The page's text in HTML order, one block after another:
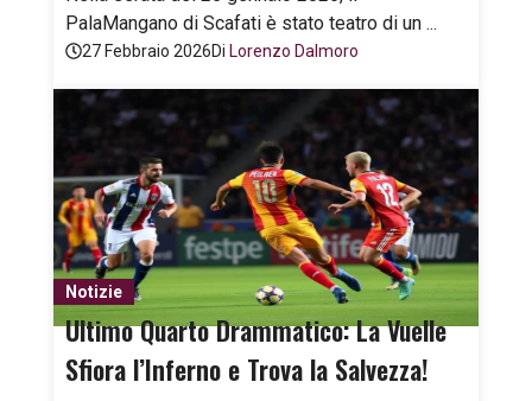
PalaMangano di Scafati è stato teatro di un ...
27 Febbraio 2026Di Lorenzo Dalmoro
Notizie
Ultimo Quarto Drammatico: La Vuelle
Sfiora l’Inferno e Trova la Salvezza!